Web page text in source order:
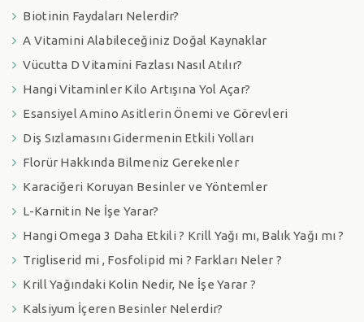
Biotinin Faydaları Nelerdir?
A Vitamini Alabileceğiniz Doğal Kaynaklar
Vücutta D Vitamini Fazlası Nasıl Atılır?
Hangi Vitaminler Kilo Artışına Yol Açar?
Esansiyel Amino Asitlerin Önemi ve Görevleri
Diş Sızlamasını Gidermenin Etkili Yolları
Florür Hakkında Bilmeniz Gerekenler
Karaciğeri Koruyan Besinler ve Yöntemler
L-Karnitin Ne İşe Yarar?
Hangi Omega 3 Daha Etkili ? Krill Yağı mı, Balık Yağı mı ?
Trigliserid mi , Fosfolipid mi ? Farkları Neler ?
Krill Yağındaki Kolin Nedir, Ne İşe Yarar ?
Kalsiyum İçeren Besinler Nelerdir?